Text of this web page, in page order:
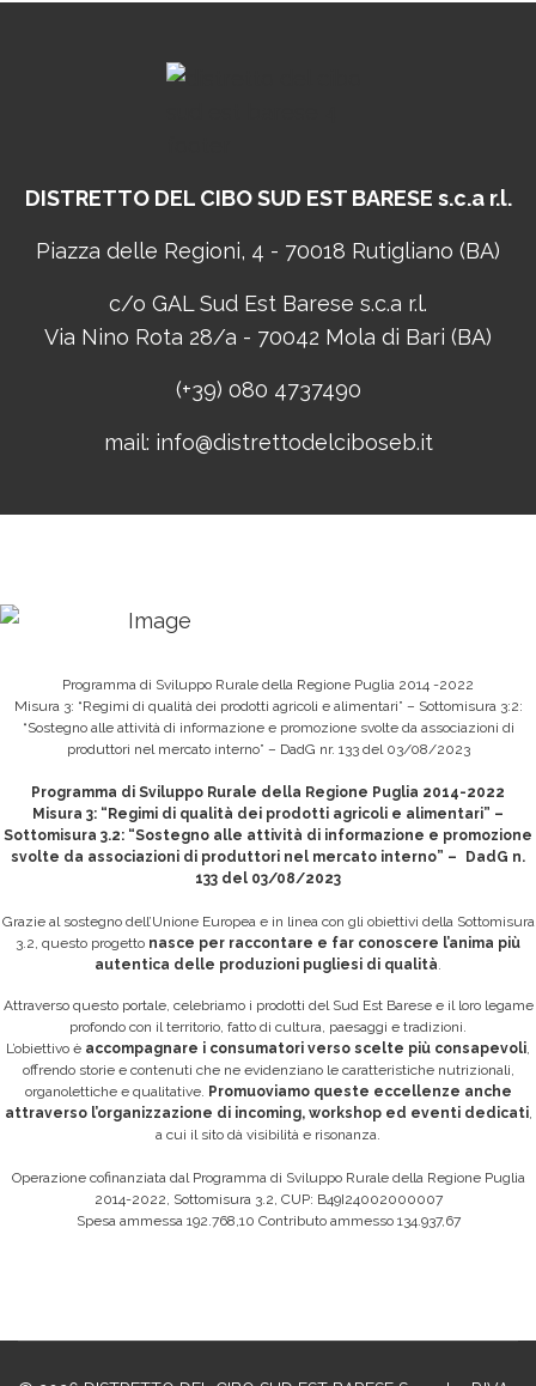
DISTRETTO DEL CIBOSUD EST BARESE s.c.a r.l.
Piazza delle Regioni, 4 - 70018 Rutigliano (BA)
c/o GAL Sud Est Barese s.c.a r.l.
Via Nino Rota 28/a - 70042 Mola di Bari (BA)
(+39) 080 4737490
mail: info@distrettodelciboseb.it
Programma di Sviluppo Rurale della Regione Puglia 2014 -2022
Misura 3: “Regimi di qualità dei prodotti agricoli e alimentari” – Sottomisura 3:2:
“Sostegno alle attività di informazione e promozione svolte da associazioni di
produttori nel mercato interno” – DadG nr. 133 del 03/08/2023
Programma di Sviluppo Rurale della Regione Puglia 2014-2022
Misura 3: “Regimi di qualità dei prodotti agricoli e alimentari” –
Sottomisura 3.2: “Sostegno alle attività di informazione e promozione
svolte da associazioni di produttori nel mercato interno” – DadG n.
133 del 03/08/2023
Grazie al sostegno dell’Unione Europea e in linea con gli obiettivi della Sottomisura
3.2, questo progetto nasce per raccontare e far conoscere l’anima più
autentica delle produzioni pugliesi di qualità.
Attraverso questo portale, celebriamo i prodotti del Sud Est Barese e il loro legame
profondo con il territorio, fatto di cultura, paesaggi e tradizioni.
L’obiettivo è accompagnare i consumatori verso scelte più consapevoli,
offrendo storie e contenuti che ne evidenziano le caratteristiche nutrizionali,
organolettiche e qualitative. Promuoviamo queste eccellenze anche
attraverso l’organizzazione di incoming, workshop ed eventi dedicati,
a cui il sito dà visibilità e risonanza.
Operazione cofinanziata dal Programma di Sviluppo Rurale della Regione Puglia
2014-2022, Sottomisura 3.2, CUP: B49I24002000007
Spesa ammessa 192.768,10 Contributo ammesso 134.937,67